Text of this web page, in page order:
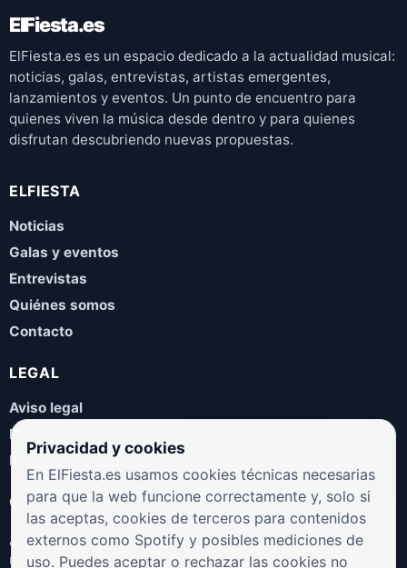
ElFiesta.es
ElFiesta.es es un espacio dedicado a la actualidad musical:
noticias, galas, entrevistas, artistas emergentes,
lanzamientos y eventos. Un punto de encuentro para
quienes viven la música desde dentro y para quienes
disfrutan descubriendo nuevas propuestas.
ELFIESTA
Noticias
Galas y eventos
Entrevistas
Quiénes somos
Contacto
LEGAL
Aviso legal
Política de privacidad
Política de cookies
COLABORA
¿Eres artista, manager, sello o promotor? Envíanos tus
novedades, galas, entrevistas o propuestas musicales.
Privacidad y cookies
En ElFiesta.es usamos cookies técnicas necesarias
para que la web funcione correctamente y, solo si
las aceptas, cookies de terceros para contenidos
externos como Spotify y posibles mediciones de
uso. Puedes aceptar o rechazar las cookies no